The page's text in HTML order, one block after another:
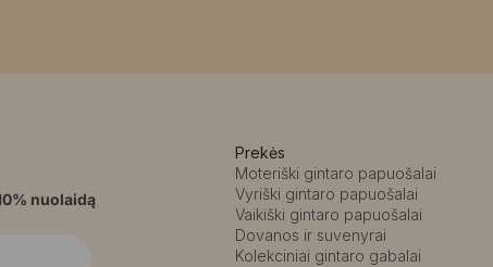
nuolaidą
Prekės
Moteriški gintaro papuošalai
Vyriški gintaro papuošalai
Vaikiški gintaro papuošalai
Dovanos ir suvenyrai
Kolekciniai gintaro gabalai